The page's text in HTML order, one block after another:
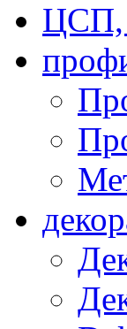
ЦСП,